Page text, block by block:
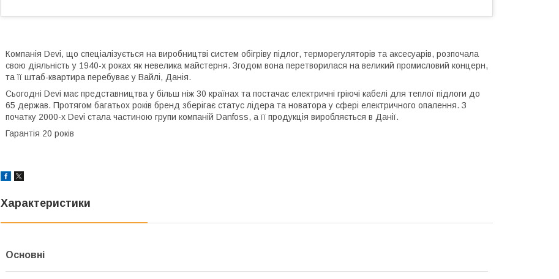
Компанія Devi, що спеціалізується на виробництві систем обігріву підлог, терморегуляторів та аксесуарів, розпочала
свою діяльність у 1940-х роках як невелика майстерня. Згодом вона перетворилася на великий промисловий концерн,
та її штаб-квартира перебуває у Вайлі, Данія.
Сьогодні Devi має представництва у більш ніж 30 країнах та постачає електричні гріючі кабелі для теплої підлоги до
65 держав. Протягом багатьох років бренд зберігає статус лідера та новатора у сфері електричного опалення. З
початку 2000-х Devi стала частиною групи компаній Danfoss, а її продукція виробляється в Данії.
Гарантія 20 років
Характеристики
Основні